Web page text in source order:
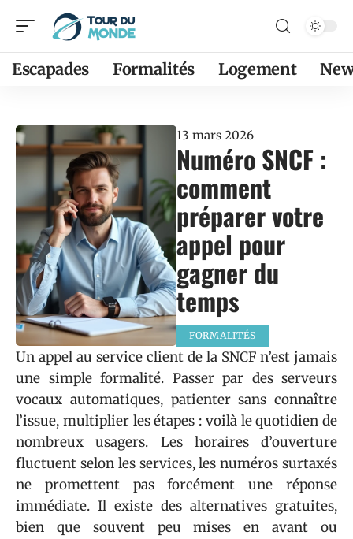
Escapades Formalités Logement
13 mars 2026
Numéro SNCF :
comment
préparer votre
appel pour
gagner du
temps
FORMALITÉS
Un appel au service client de la SNCF n’est jamais
une simple formalité. Passer par des serveurs
vocaux automatiques, patienter sans connaître
l’issue, multiplier les étapes : voilà le quotidien de
nombreux usagers. Les horaires d’ouverture
fluctuent selon les services, les numéros surtaxés
ne promettent pas forcément une réponse
immédiate. Il existe des alternatives gratuites,
bien que souvent peu mises en avant ou